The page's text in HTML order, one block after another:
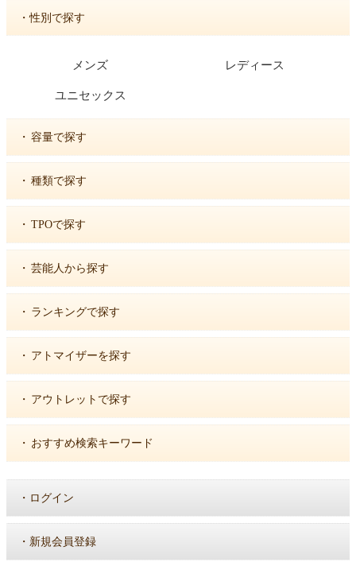
・性別で探す
メンズ レディース
ユニセックス
・ 容量で探す
・ 種類で探す
・ TPOで探す
・ 芸能人から探す
・ ランキングで探す
・ アトマイザーを探す
・ アウトレットで探す
・ おすすめ検索キーワード
・ ログイン
・ 新規会員登録